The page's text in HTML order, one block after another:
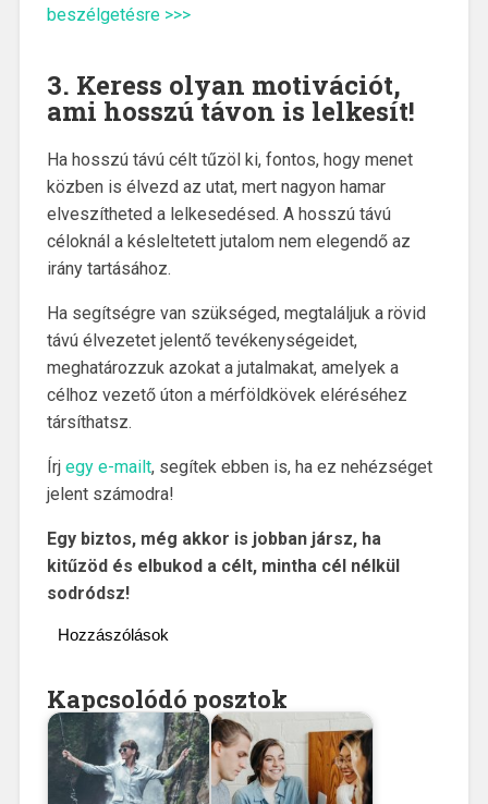
beszélgetésre >>>
3. Keress olyan motivációt,
ami hosszú távon is lelkesít!
Ha hosszú távú célt tűzöl ki, fontos, hogy menet
közben is élvezd az utat, mert nagyon hamar
elveszítheted a lelkesedésed. A hosszú távú
céloknál a késleltetett jutalom nem elegendő az
irány tartásához.
Ha segítségre van szükséged, megtaláljuk a rövid
távú élvezetet jelentő tevékenységeidet,
meghatározzuk azokat a jutalmakat, amelyek a
célhoz vezető úton a mérföldkövek eléréséhez
társíthatsz.
Írj egy e-mailt, segítek ebben is, ha ez nehézséget
jelent számodra!
Egy biztos, még akkor is jobban jársz, ha
kitűzöd és elbukod a célt, mintha cél nélkül
sodródsz!
Hozzászólások
Kapcsolódó posztok